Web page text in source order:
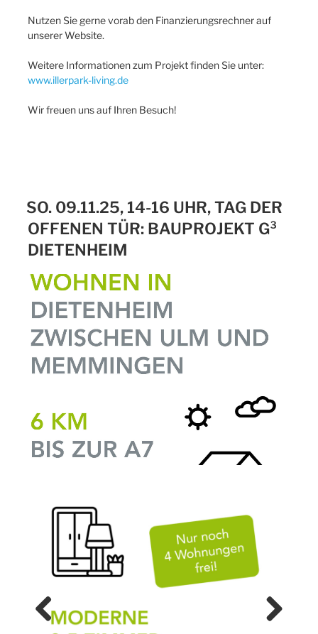
Nutzen Sie gerne vorab den Finanzierungsrechner auf
unserer Website.
Weitere Informationen zum Projekt finden Sie unter:
www.illerpark-living.de
Wir freuen uns auf Ihren Besuch!
SO. 09.11.25, 14-16 UHR, TAG DER
OFFENEN TÜR: BAUPROJEKT G³
DIETENHEIM
Previ